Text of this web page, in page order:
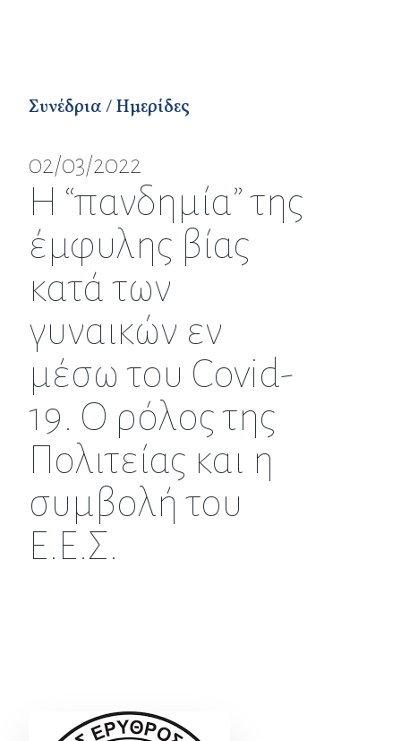
Συνέδρια / Ημερίδες
02/03/2022
Η “πανδημία” της
έμφυλης βίας
κατά των
γυναικών εν
μέσω του Covid-
19. Ο ρόλος της
Πολιτείας και η
συμβολή του
Ε.Ε.Σ.